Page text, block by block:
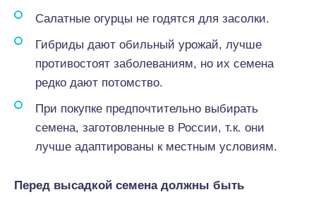
Салатные огурцы не годятся для засолки.
Гибриды дают обильный урожай, лучше
противостоят заболеваниям, но их семена
редко дают потомство.
При покупке предпочтительно выбирать
семена, заготовленные в России, т.к. они
лучше адаптированы к местным условиям.
Перед высадкой семена должны быть